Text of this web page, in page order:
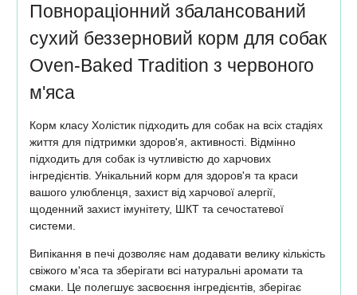
Повнораціонний збалансований
сухий беззерновий корм для собак
Oven-Baked Tradition з червоного
м'яса
Корм класу Холістик підходить для собак на всіх стадіях
життя для підтримки здоров'я, активності. Відмінно
підходить для собак із чутливістю до харчових
інгредієнтів. Унікальний корм для здоров'я та краси
вашого улюбленця, захист від харчової алергії,
щоденний захист імунітету, ШКТ та сечостатевої
системи.
Випікання в печі дозволяє нам додавати велику кількість
свіжого м'яса та зберігати всі натуральні аромати та
смаки. Це полегшує засвоєння інгредієнтів, зберігає